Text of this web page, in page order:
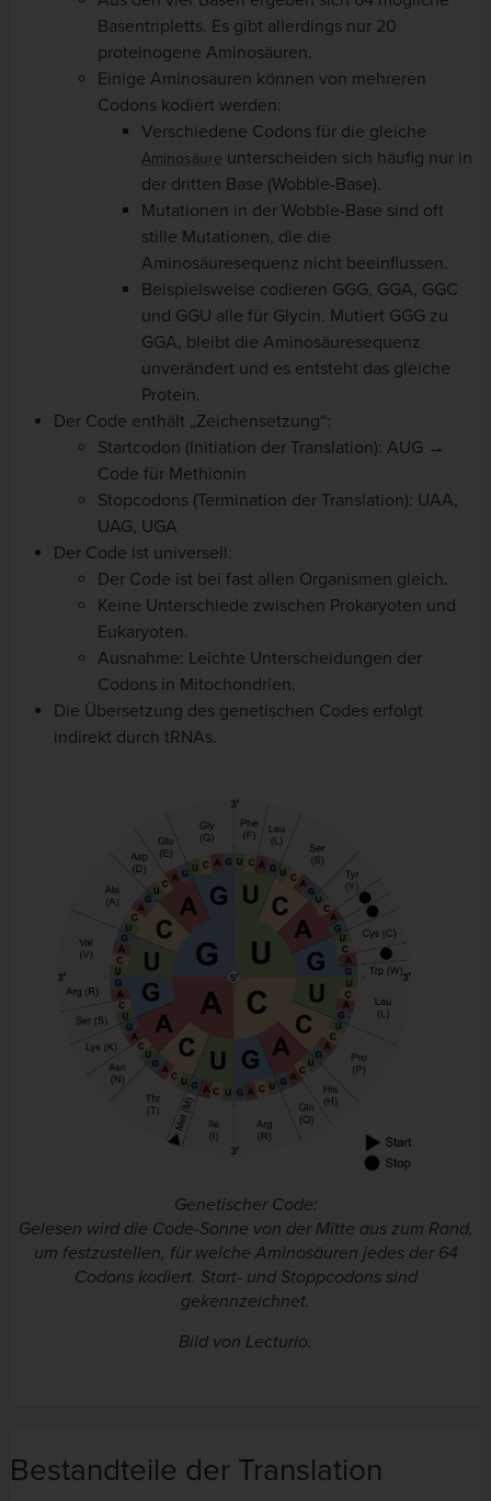
Basentripletts. Es gibt allerdings nur 20
proteinogene Aminosäuren.
Einige Aminosäuren können von mehreren
Codons kodiert werden:
Verschiedene Codons für die gleiche
Aminosäure unterscheiden sich häufig nur in
der dritten Base (Wobble-Base).
Mutationen in der Wobble-Base sind oft
stille Mutationen, die die
Aminosäuresequenz nicht beeinflussen.
Beispielsweise codieren GGG, GGA, GGC
und GGU alle für Glycin. Mutiert GGG zu
GGA, bleibt die Aminosäuresequenz
unverändert und es entsteht das gleiche
Protein.
Der Code enthält „Zeichensetzung“:
Startcodon (Initiation der Translation): AUG →
Code für Methionin
Stopcodons (Termination der Translation): UAA,
UAG, UGA
Der Code ist universell:
Der Code ist bei fast allen Organismen gleich.
Keine Unterschiede zwischen Prokaryoten und
Eukaryoten.
Ausnahme: Leichte Unterscheidungen der
Codons in Mitochondrien.
Die Übersetzung des genetischen Codes erfolgt
indirekt durch tRNAs.
Genetischer Code:
Gelesen wird die Code-Sonne von der Mitte aus zum Rand,
um festzustellen, für welche Aminosäuren jedes der 64
Codons kodiert. Start- und Stoppcodons sind
gekennzeichnet.
Bild von Lecturio.
Bestandteile der Translation